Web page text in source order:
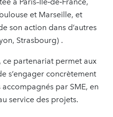
et Marseille, et
son action dans d’autres
Strasbourg) .
ce partenariat permet aux
s’engager concrètement
par SME, en
service des projets.